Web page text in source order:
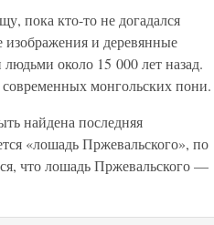
пока кто-то не догадался
изображения и деревянные
около 15 000 лет назад.
монгольских пони.
найдена последняя
«лошадь Пржевальского», по
что лошадь Пржевальского —